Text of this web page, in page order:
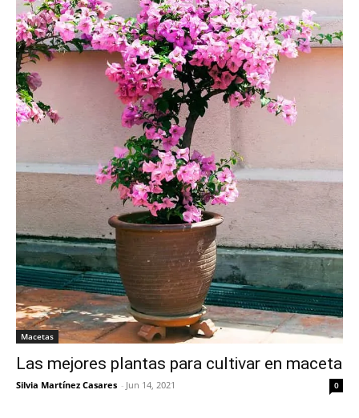
Macetas
Las mejores plantas para cultivar en maceta
Silvia Martínez Casares - Jun 14, 2021 0